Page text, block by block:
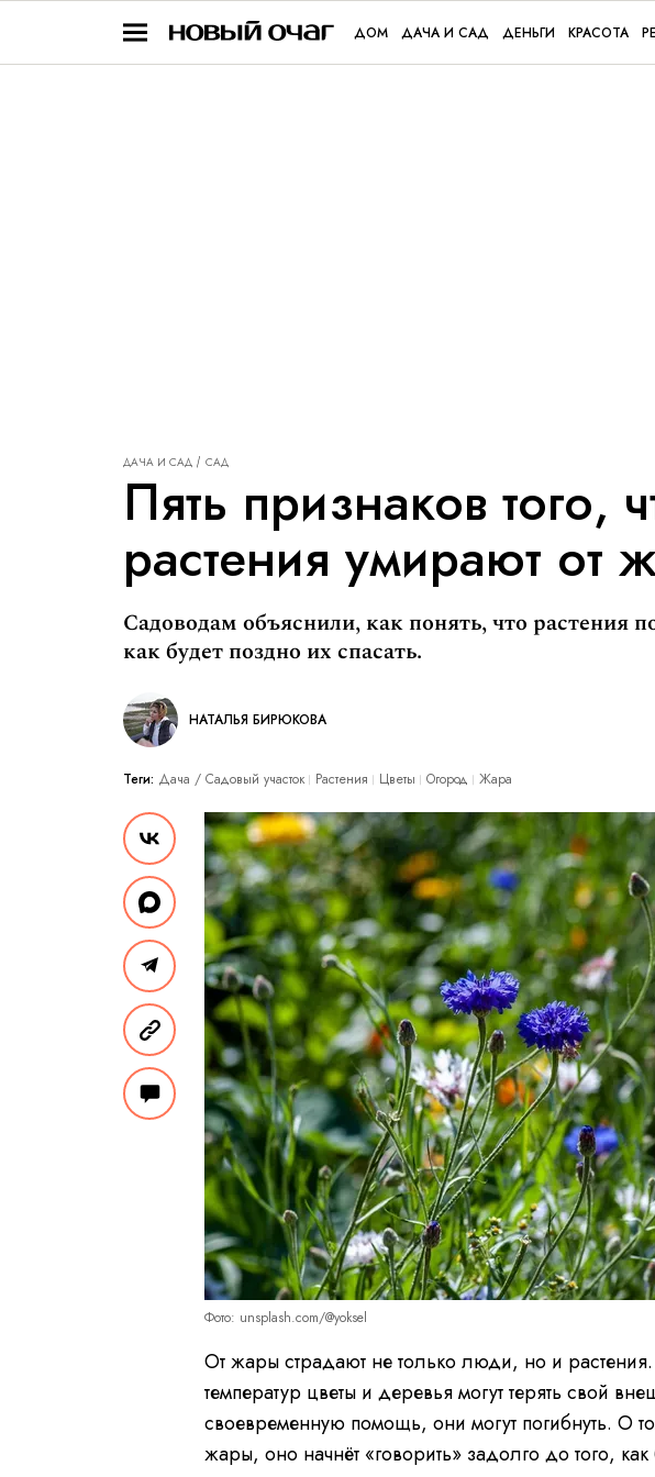
ДОМ ДАЧА И САД ДЕНЬГИ КРАСОТА
ДАЧА И САД САД
Пять признаков того,
растения умирают от
Садоводам объяснили, как понять, что растения
как будет поздно их спасать.
НАТАЛЬЯ БИРЮКОВА
Теги: Дача / Cадовый участок Растения Цветы Огород Жара
Фото: unsplash.com/@yoksel
От жары страдают не только люди, но и
температур цветы и деревья могут терять свой
своевременную помощь, они могут погибнуть. О
жары, оно начнёт «говорить» задолго до того,